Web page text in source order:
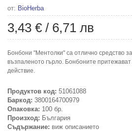
от: BioHerba
3,43 € / 6,71 лв
Бонбони "Ментолки" са отлично средство
възпаленото гърло. Бонбоните
действие.
Продуктов код: 51061088
Баркод: 3800164700979
Опаковка: 100 бр.
Произход: България
Съдържание: виж описанието